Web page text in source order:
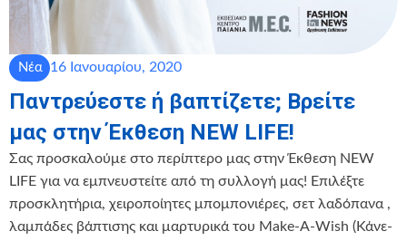
Νέα 16 Ιανουαρίου, 2020
Παντρεύεστε ή βαπτίζετε; Βρείτε
μας στην Έκθεση NEW LIFE!
Σας προσκαλούμε στο περίπτερο μας στην Έκθεση NEW
LIFE για να εμπνευστείτε από τη συλλογή μας! Επιλέξτε
προσκλητήρια, χειροποίητες μπομπονιέρες, σετ λαδόπανα ,
λαμπάδες βάπτισης και μαρτυρικά του Make-A-Wish (Κάνε-